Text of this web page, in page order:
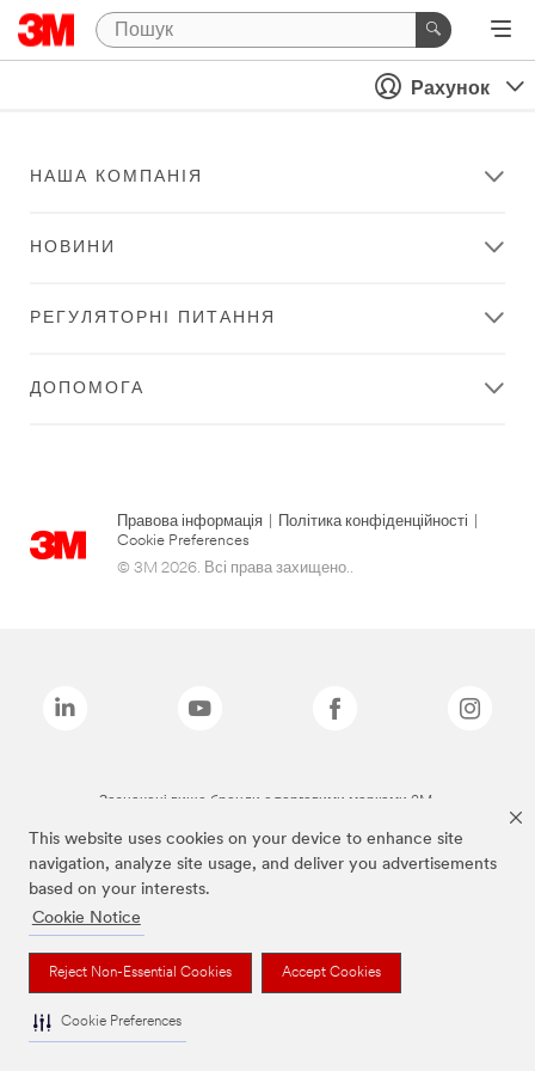
This website uses cookies on your device to enhance site
navigation, analyze site usage, and deliver you advertisements
based on your interests.
Cookie Notice
Reject Non-Essential Cookies Accept Cookies
Cookie Preferences
Рахунок
НАША КОМПАНІЯ
НОВИНИ
РЕГУЛЯТОРНІ ПИТАННЯ
ДОПОМОГА
Правова інформація Політика конфіденційності
Cookie Preferences
© 3M 2026. Всі права захищено..
Зазначені вище бренди є торговими марками 3M.